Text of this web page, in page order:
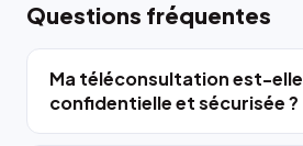
Questions fréquentes
Ma téléconsultation est-elle
confidentielle et sécurisée ?